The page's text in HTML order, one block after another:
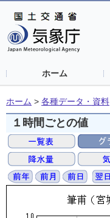
ホーム
ホーム > 各種データ・資料
１時間ごとの値